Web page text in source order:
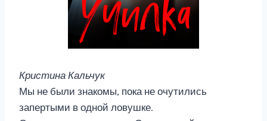
Кристина Кальчук
Мы не были знакомы, пока не очутились
запертыми в одной ловушке.